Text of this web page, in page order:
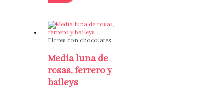
Flores con chocolates
Media luna de
rosas, ferrero y
baileys